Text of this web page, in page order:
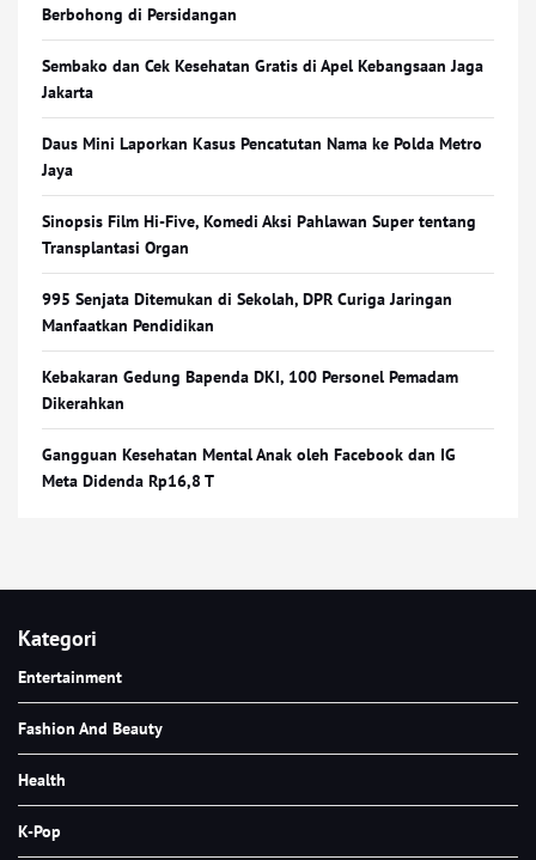
Berbohong di Persidangan
Sembako dan Cek Kesehatan Gratis di Apel Kebangsaan Jaga
Jakarta
Daus Mini Laporkan Kasus Pencatutan Nama ke Polda Metro
Jaya
Sinopsis Film Hi-Five, Komedi Aksi Pahlawan Super tentang
Transplantasi Organ
995 Senjata Ditemukan di Sekolah, DPR Curiga Jaringan
Manfaatkan Pendidikan
Kebakaran Gedung Bapenda DKI, 100 Personel Pemadam
Dikerahkan
Gangguan Kesehatan Mental Anak oleh Facebook dan IG
Meta Didenda Rp16,8 T
Kategori
Entertainment
Fashion And Beauty
Health
K-Pop